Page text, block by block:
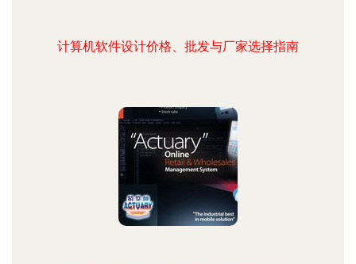
计算机软件设计价格、批发与厂家选择指南